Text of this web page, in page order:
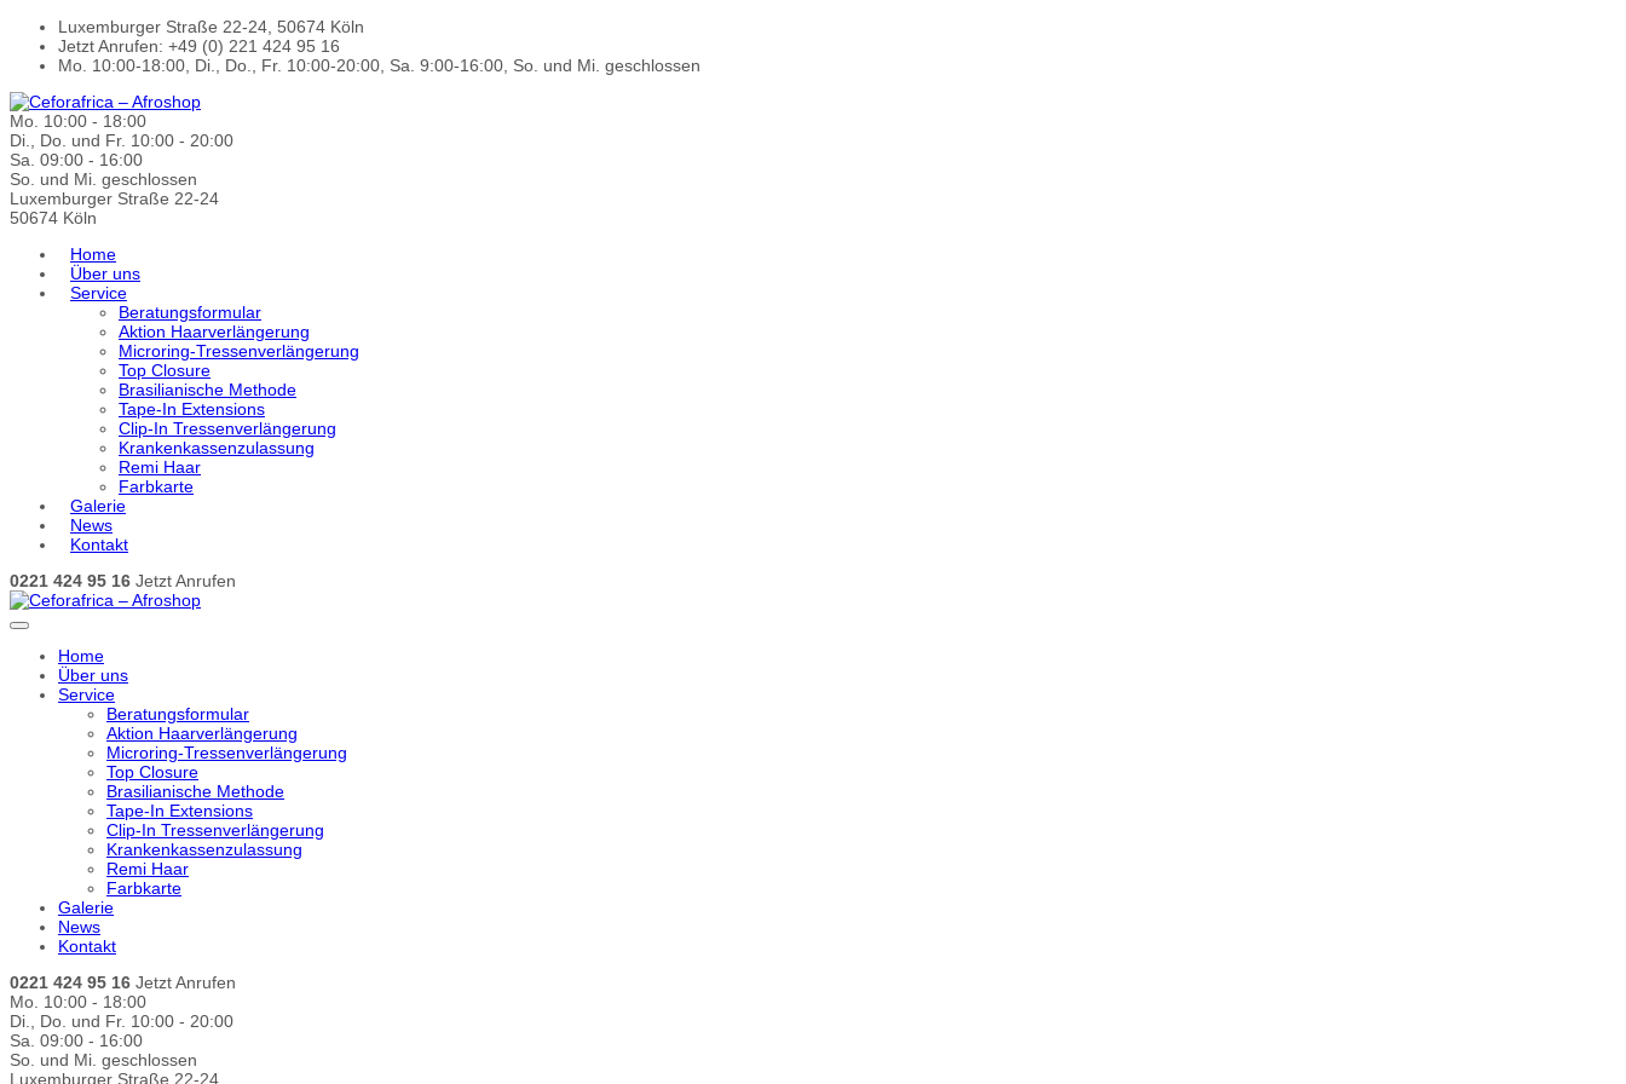
Luxemburger Straße 22-24, 50674 Köln
Jetzt Anrufen: +49 (0) 221 424 95 16
Mo. 10:00-18:00, Di., Do., Fr. 10:00-20:00, Sa. 9:00-16:00, So. und Mi. geschlossen
Mo. 10:00 - 18:00
Di., Do. und Fr. 10:00 - 20:00
Sa. 09:00 - 16:00
So. und Mi. geschlossen
Luxemburger Straße 22-24
50674 Köln
Home
Über uns
Service
Beratungsformular
Aktion Haarverlängerung
Microring-Tressenverlängerung
Top Closure
Brasilianische Methode
Tape-In Extensions
Clip-In Tressenverlängerung
Krankenkassenzulassung
Remi Haar
Farbkarte
Galerie
News
Kontakt
0221 424 95 16 Jetzt Anrufen
Home
Über uns
Service
Beratungsformular
Aktion Haarverlängerung
Microring-Tressenverlängerung
Top Closure
Brasilianische Methode
Tape-In Extensions
Clip-In Tressenverlängerung
Krankenkassenzulassung
Remi Haar
Farbkarte
Galerie
News
Kontakt
0221 424 95 16 Jetzt Anrufen
Mo. 10:00 - 18:00
Di., Do. und Fr. 10:00 - 20:00
Sa. 09:00 - 16:00
So. und Mi. geschlossen
Luxemburger Straße 22-24